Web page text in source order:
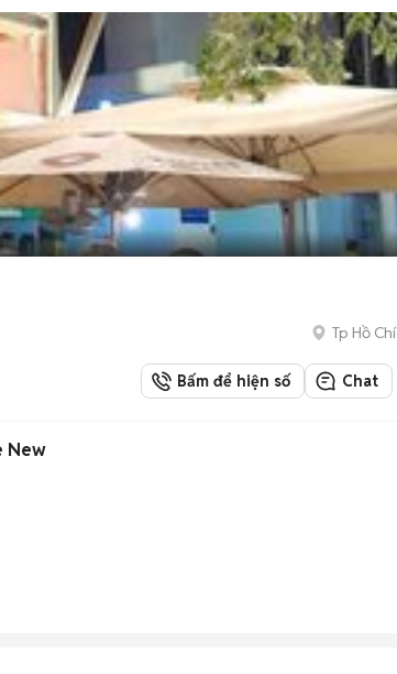
Tp Hồ
Bấm để hiện số Chat
New